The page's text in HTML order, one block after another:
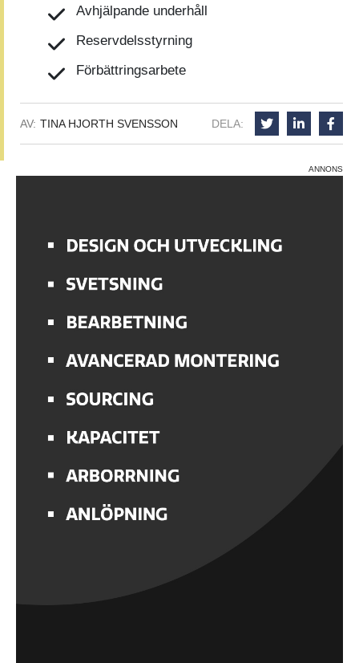
Avhjälpande underhåll
Reservdelsstyrning
Förbättringsarbete
AV: TINA HJORTH SVENSSON DELA:
ANNONS